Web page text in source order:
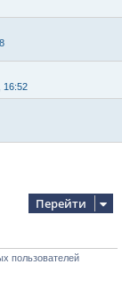
16:52
Перейти
пользователей